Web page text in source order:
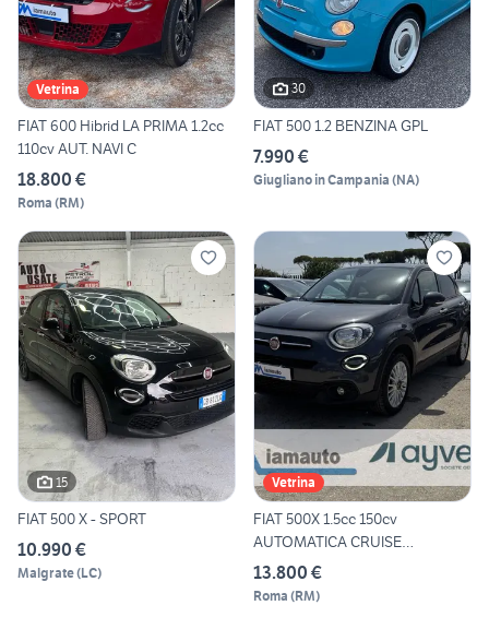
Vetrina
FIAT 600 Hibrid LA PRIMA 1.2cc
110cv AUT. NAVI C
18.800 €
Roma (RM)
30
FIAT 500 1.2 BENZINA GPL
7.990 €
Giugliano in Campania (NA)
15
FIAT 500 X - SPORT
10.990 €
Malgrate(LC)
Vetrina
FIAT 500X 1.5cc 150cv
AUTOMATICA CRUISE
CONTROL
13.800 €
Roma (RM)